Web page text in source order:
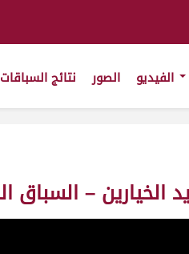
الصور نتائج السباقات